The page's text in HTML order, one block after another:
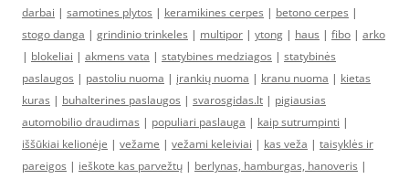
darbai | samotines plytos | keramikines cerpes | betono cerpes |
stogo danga | grindinio trinkeles | multipor | ytong | haus | fibo | arko
| blokeliai | akmens vata | statybines medziagos | statybinės
paslaugos | pastoliu nuoma | įrankių nuoma | kranu nuoma | kietas
kuras | buhalterines paslaugos | svarosgidas.lt | pigiausias
automobilio draudimas | populiari paslauga | kaip sutrumpinti |
iššūkiai kelionėje | vežame | vežami keleiviai | kas veža | taisyklės ir
pareigos | ieškote kas parvežtų | berlynas, hamburgas, hanoveris |